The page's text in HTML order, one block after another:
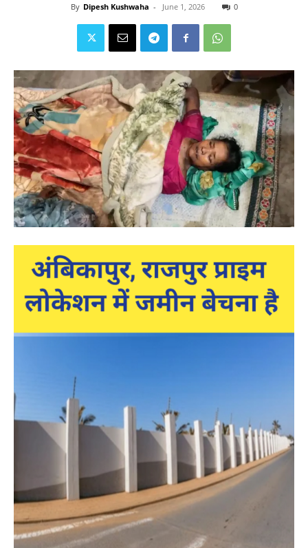
By Dipesh Kushwaha - June 1, 2026 0